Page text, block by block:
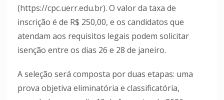
(https://cpc.uerr.edu.br). O valor da taxa de
inscrição é de R$ 250,00, e os candidatos que
atendam aos requisitos legais podem solicitar
isenção entre os dias 26 e 28 de janeiro.
A seleção será composta por duas etapas: uma
prova objetiva eliminatória e classificatória,